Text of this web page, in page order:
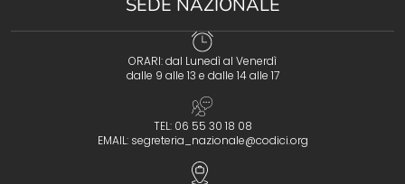
SEDE NAZIONALE
ORARI: dal Lunedì al Venerdì
dalle 9 alle 13 e dalle 14 alle 17
TEL: 06 55 30 18 08
EMAIL: segreteria_nazionale@codici.org